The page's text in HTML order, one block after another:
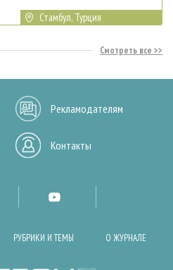
Стамбул, Турция
Смотреть все
Рекламодателям
Контакты
РУБРИКИ И ТЕМЫ О ЖУРНАЛЕ